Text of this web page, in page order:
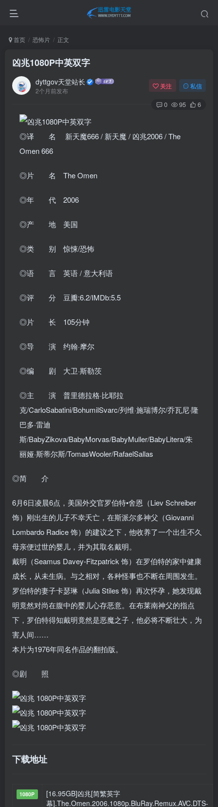
首页 恐怖片 正文
凶兆1080P中英双字
dyttgov天堂站长
2个月前发布
关注 私信
0 95 6
◎译 名 新天魔666 / 新天魔 / 凶兆2006 / The
Omen 666
◎片 名 The Omen
◎年 代 2006
◎产 地 美国
◎类 别 惊悚/恐怖
◎语 言 英语 / 意大利语
◎评 分 豆瓣:6.2/IMDb:5.5
◎片 长 105分钟
◎导 演 约翰·摩尔
◎编 剧 大卫·斯勒茨
◎主 演 普里德拉格·比耶拉
克/CarloSabatini/BohumilSvarc/列维·施瑞博尔/乔瓦尼·隆
巴多·雷迪
斯/BabyZikova/BabyMorvas/BabyMuller/BabyLitera/朱
丽娅·斯蒂尔斯/TomasWooler/RafaelSallas
◎简 介
6月6日凌晨6点，美国外交官罗伯特•舍恩（Liev Schreiber
饰）刚出生的儿子不幸夭亡，在斯派尔多神父（Giovanni
Lombardo Radice 饰）的建议之下，他收养了一个出生不久
母亲便过世的婴儿，并为其取名戴明。
戴明（Seamus Davey-Fitzpatrick 饰）在罗伯特的家中健康
成长，从未生病。与之相对，各种怪事也不断在周围发生。
罗伯特的妻子卡瑟琳（Julia Stiles 饰）再次怀孕，她发现戴
明竟然对尚在腹中的婴儿心存恶意。在布莱南神父的指点
下，罗伯特得知戴明竟然是恶魔之子，他必将不断壮大，为
害人间……
本片为1976年同名作品的翻拍版。
◎剧 照
下载地址
1080P
[16.95GB]凶兆[简繁英字
幕].The.Omen.2006.1080p.BluRay.Remux.AVC.DTS-